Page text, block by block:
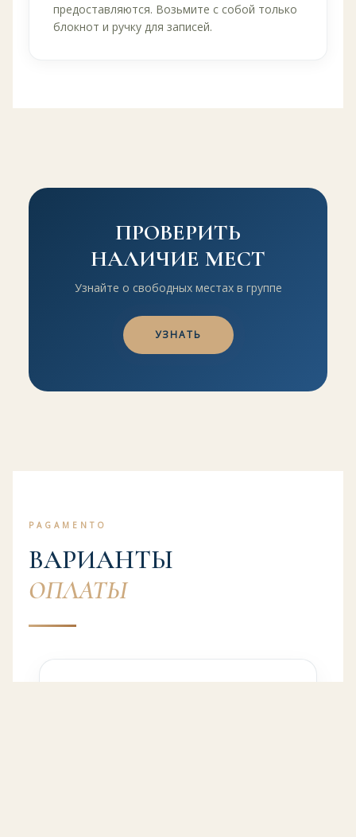
предоставляются. Возьмите с собой только
блокнот и ручку для записей.
ПРОВЕРИТЬ
НАЛИЧИЕ МЕСТ
Узнайте о свободных местах в группе
УЗНАТЬ
PAGAMENTO
ВАРИАНТЫ
ОПЛАТЫ